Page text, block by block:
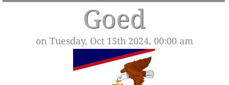
Goed
on Tuesday, Oct 15th 2024, 00:00 am